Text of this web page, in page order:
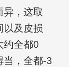
异，这取
以及皮损
约全都0
当，全都-3